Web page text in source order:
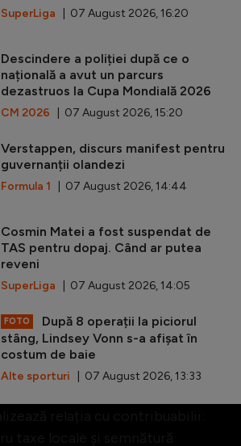
SuperLiga | 07 August 2026, 16:20
Descindere a poliției după ce o
națională a avut un parcurs
dezastruos la Cupa Mondială 2026
CM 2026 | 07 August 2026, 15:20
Verstappen, discurs manifest pentru
guvernanții olandezi
Formula 1 | 07 August 2026, 14:44
Cosmin Matei a fost suspendat de
TAS pentru dopaj. Când ar putea
reveni
SuperLiga | 07 August 2026, 14:05
FOTO
După 8 operații la piciorul
stâng, Lindsey Vonn s-a afișat în
costum de baie
Alte sporturi | 07 August 2026, 13:33